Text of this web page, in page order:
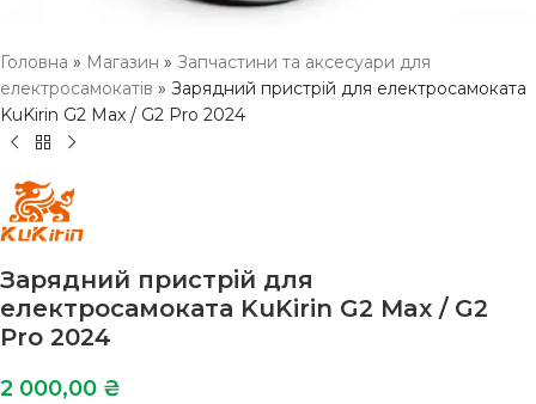
Головна » Магазин » Запчастини та аксесуари для
електросамокатів » Зарядний пристрій для електросамоката
KuKirin G2 Max / G2 Pro 2024
Зарядний пристрій для
електросамоката KuKirin G2 Max / G2
Pro 2024
2 000,00 ₴